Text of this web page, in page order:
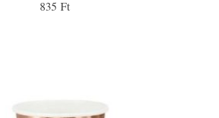
835 Ft